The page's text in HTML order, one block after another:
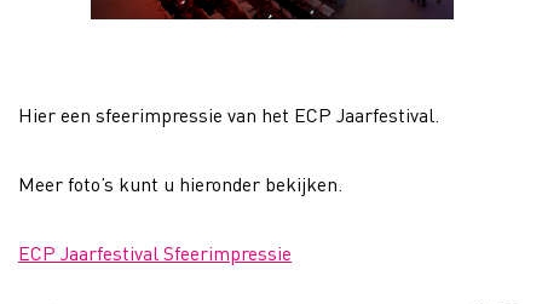
Hier een sfeerimpressie van het ECP Jaarfestival.
Meer foto’s kunt u hieronder bekijken.
ECP Jaarfestival Sfeerimpressie